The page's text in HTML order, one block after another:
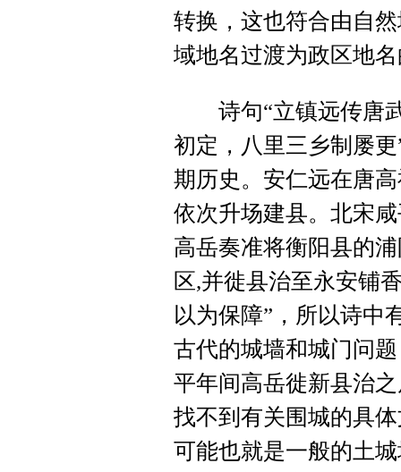
转换，这也符合由自
域地名过渡为政区地
诗句“立镇远传唐武
初定，八里三乡制屡
期历史。安仁远在唐
依次升场建县。北宋
高岳奏准将衡阳县的
区,并徙县治至永安铺
以为保障”，所以诗中
古代的城墙和城门问
平年间高岳徙新县治
找不到有关围城的具
可能也就是一般的土